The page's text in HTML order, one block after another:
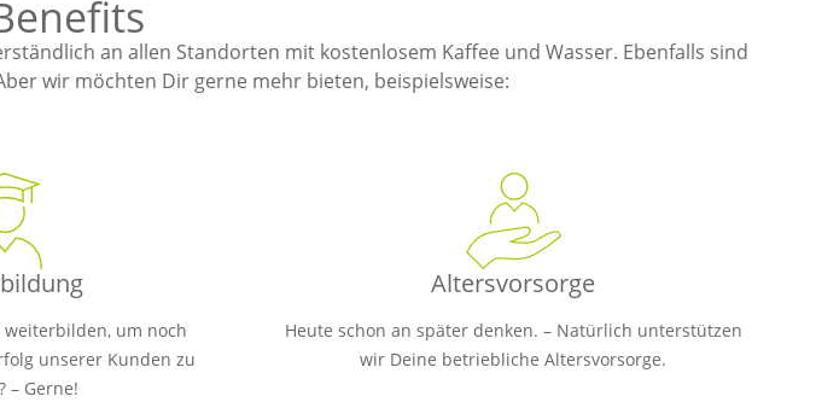
So holen wir für unsere Kunden das Beste
heraus.
Thomas Krekeler
Chief Sales Officer
an allen Standorten mit kostenlosem Kaffee und Wasser. Ebenfalls sind
wir möchten Dir gerne mehr bieten, beispielsweise:
um noch
unserer Kunden zu
– Gerne!
Altersvorsorge
Heute schon an später denken. – Natürlich unterstützen
wir Deine betriebliche Altersvorsorge.